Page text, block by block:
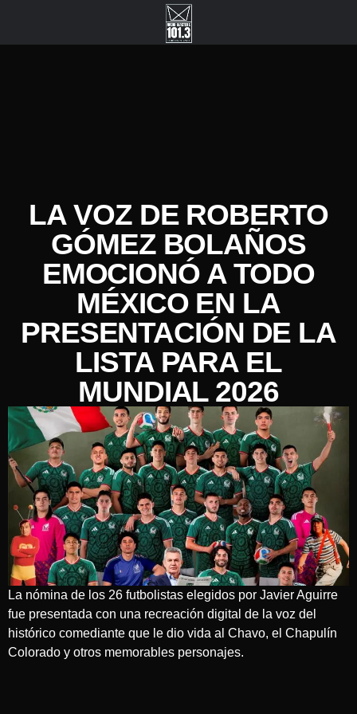
LA VOZ DE ROBERTO
GÓMEZ BOLAÑOS
EMOCIONÓ A TODO
MÉXICO EN LA
PRESENTACIÓN DE LA
LISTA PARA EL
MUNDIAL 2026
La nómina de los 26 futbolistas elegidos por Javier Aguirre
fue presentada con una recreación digital de la voz del
histórico comediante que le dio vida al Chavo, el Chapulín
Colorado y otros memorables personajes.